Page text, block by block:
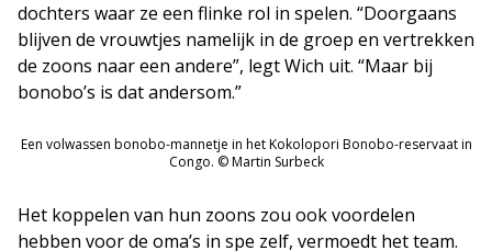
dochters waar ze een flinke rol in spelen. “Doorgaans
blijven de vrouwtjes namelijk in de groep en vertrekken
de zoons naar een andere”, legt Wich uit. “Maar bij
bonobo’s is dat andersom.”
Een volwassen bonobo-mannetje in het Kokolopori Bonobo-reservaat in
Congo. © Martin Surbeck
Het koppelen van hun zoons zou ook voordelen
hebben voor de oma’s in spe zelf, vermoedt het team.